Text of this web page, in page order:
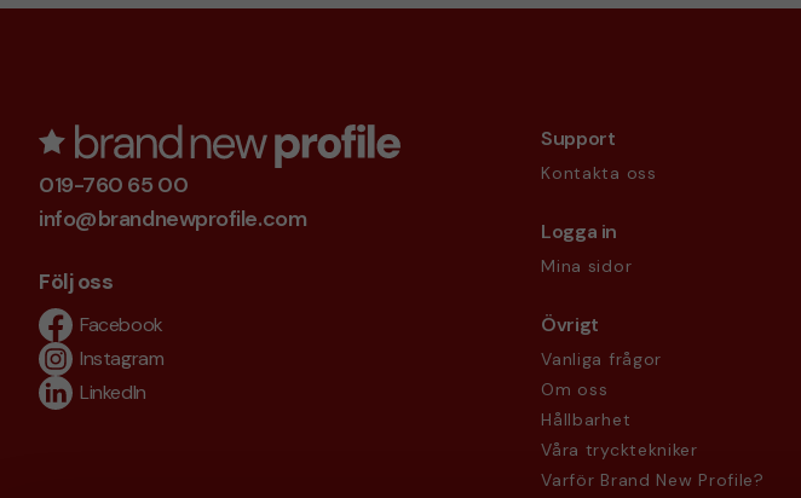
019-760 65 00
info@brandnewprofile.com
Följ oss
Facebook
Instagram
LinkedIn
Support
Kontakta oss
Logga in
Mina sidor
Övrigt
Vanliga frågor
Om oss
Hållbarhet
Våra trycktekniker
Varför Brand New Profile?